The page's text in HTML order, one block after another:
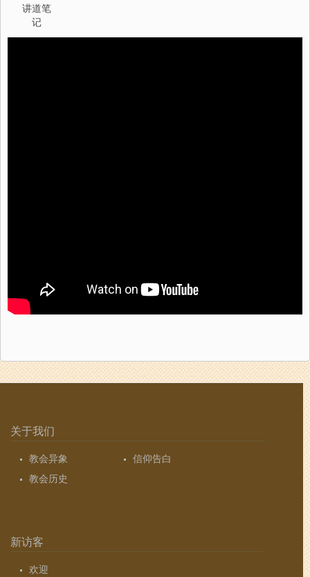
讲道笔
记
关于我们
教会异象
信仰告白
教会历史
新访客
欢迎